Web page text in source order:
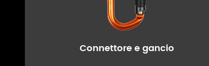
Connettore e gancio